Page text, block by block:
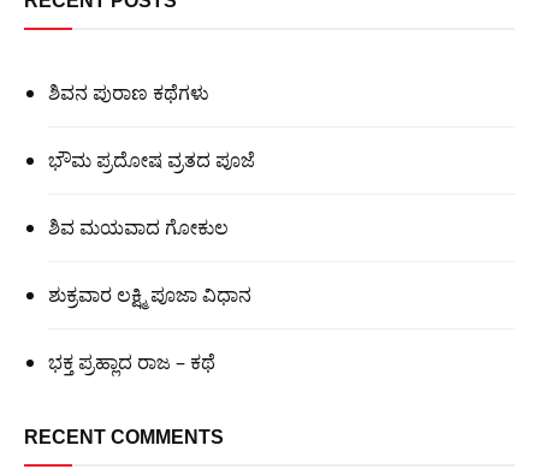
ಶಿವನ ಪುರಾಣ ಕಥೆಗಳು
ಭೌಮ ಪ್ರದೋಷ ವ್ರತದ ಪೂಜೆ
ಶಿವ ಮಯವಾದ ಗೋಕುಲ
ಶುಕ್ರವಾರ ಲಕ್ಷ್ಮಿ ಪೂಜಾ ವಿಧಾನ
ಭಕ್ತ ಪ್ರಹ್ಲಾದ ರಾಜ – ಕಥೆ
RECENT COMMENTS